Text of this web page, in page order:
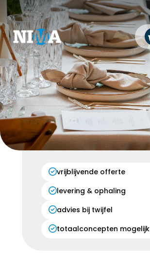
vrijblijvende offerte
levering & ophaling
advies bij twijfel
totaalconcepten mogelijk